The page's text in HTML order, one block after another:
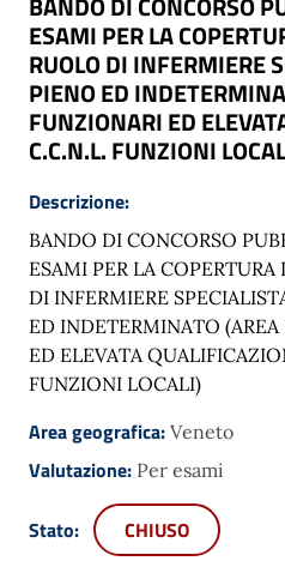
ESAMI PER LA
RUOLO DI INFERMIERE
PIENO ED
FUNZIONARI ED
C.C.N.L. FUNZIONI
Descrizione:
BANDO DI CONCORSO
ESAMI PER LA
DI INFERMIERE
ED INDETERMINATO
ED ELEVATA
FUNZIONI LOCALI)
Area geografica: Veneto
Valutazione: Per esami
Stato:
CHIUSO